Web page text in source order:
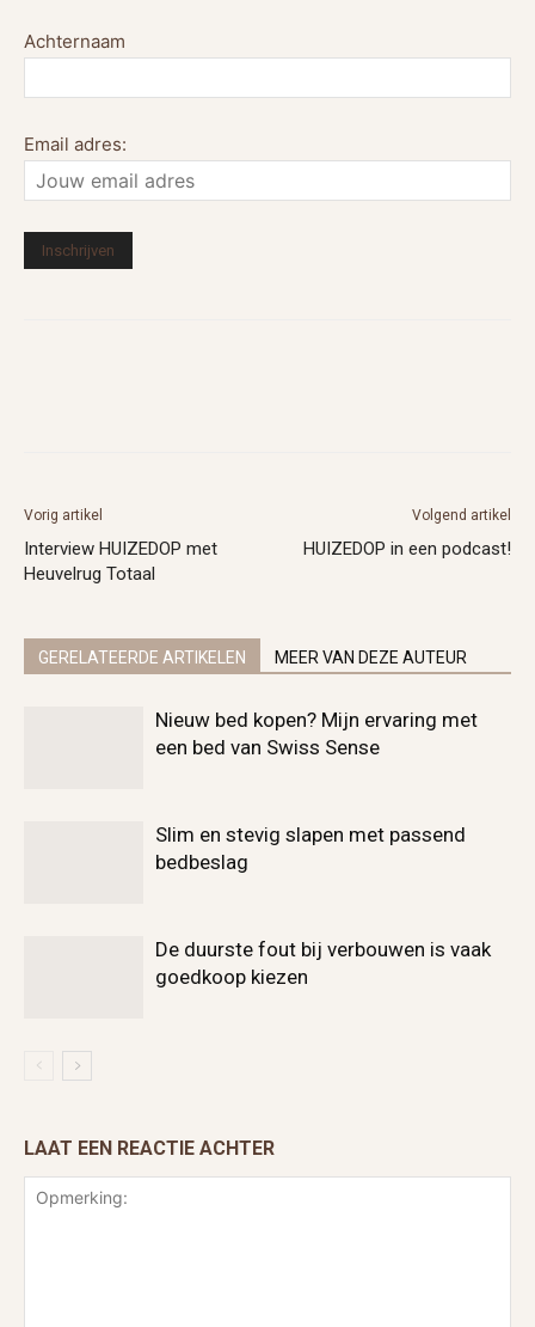
Achternaam
Email adres:
Vorig artikel
Interview HUIZEDOP met
Heuvelrug Totaal
Volgend artikel
HUIZEDOP in een podcast!
GERELATEERDE ARTIKELEN MEER VAN DEZE AUTEUR
Nieuw bed kopen? Mijn ervaring met
een bed van Swiss Sense
Slim en stevig slapen met passend
bedbeslag
De duurste fout bij verbouwen is vaak
goedkoop kiezen
LAAT EEN REACTIE ACHTER